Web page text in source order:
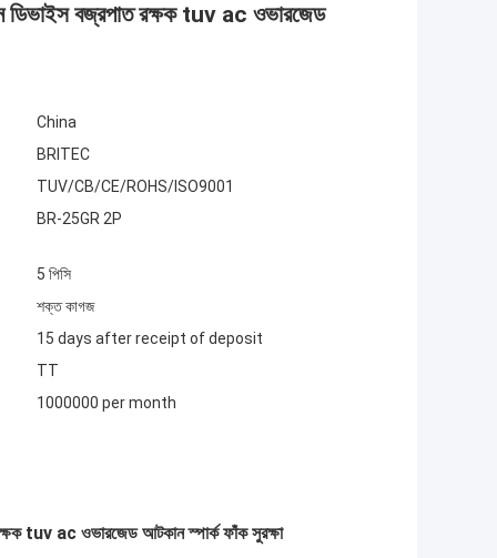
বজ্রপাত রক্ষক tuv ac ওভারজেড
China
BRITEC
TUV/CB/CE/ROHS/ISO9001
BR-25GR 2P
5 পিসি
শক্ত কাগজ
15 days after receipt of deposit
TT
1000000 per month
tuv ac ওভারজেড আটকান স্পার্ক ফাঁক সুরক্ষা